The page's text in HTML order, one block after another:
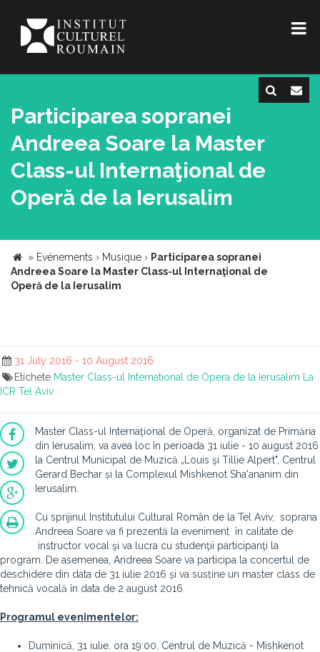
Participarea sopranei
Andreea Soare la Master
Class-ul Internaţional de
Operă de la Ierusalim
» Evénements › Musique › Participarea sopranei
Andreea Soare la Master Class-ul Internaţional de
Operă de la Ierusalim
31 July 2016 - 10 August 2016
Etichete Master Class-ul International de Opera de la Ierusalim
La
ICR Tel Aviv
Master Class-ul Internaţional de Operă, organizat de Primăria
din Ierusalim, va avea loc în perioada 31 iulie - 10 august 2016
la Centrul Municipal de Muzică „Louis şi Tillie Alpert", Centrul
Gerard Bechar și la Complexul Mishkenot Sha'ananim din
Ierusalim
Cu sprijinul Institutului Cultural Român de la Tel Aviv, soprana
Andreea Soare va fi prezentă la eveniment în calitate de
instructor vocal şi va lucra cu studenţii participanţi la
program. De asemenea, Andreea Soare va participa la concertul de
deschidere din data de 31 iulie 2016 și va susține un master class de
tehnică vocală în data de 2 august 2016.
Programul evenimentelor:
Duminică, 31 iulie, ora 19:00, Centrul de Muzică - Mishkenot